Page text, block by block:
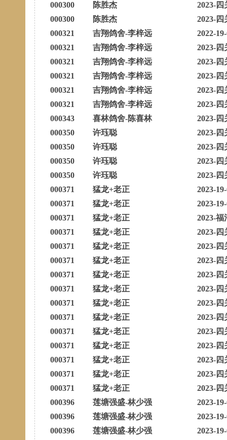
000300
陈胜杰
2023-四
000300
陈胜杰
2023-四
000321
吉翔鸽舍-李梓远
2022-
000321
吉翔鸽舍-李梓远
2023-四
000321
吉翔鸽舍-李梓远
2023-四
000321
吉翔鸽舍-李梓远
2023-四
000321
吉翔鸽舍-李梓远
2023-四
000321
吉翔鸽舍-李梓远
2023-四
000343
喜林鸽舍-陈喜林
2023-四
000350
许珏聪
2023-四
000350
许珏聪
2023-四
000350
许珏聪
2023-四
000350
许珏聪
2023-四
000371
猛龙+老正
2023-
000371
猛龙+老正
2023-
000371
猛龙+老正
2023-福
000371
猛龙+老正
2023-四
000371
猛龙+老正
2023-四
000371
猛龙+老正
2023-四
000371
猛龙+老正
2023-四
000371
猛龙+老正
2023-四
000371
猛龙+老正
2023-四
000371
猛龙+老正
2023-四
000371
猛龙+老正
2023-四
000371
猛龙+老正
2023-四
000371
猛龙+老正
2023-四
000371
猛龙+老正
2023-四
000371
猛龙+老正
2023-四
000396
莲塘强盛-林少强
2023-
000396
莲塘强盛-林少强
2023-
000396
莲塘强盛-林少强
2023-